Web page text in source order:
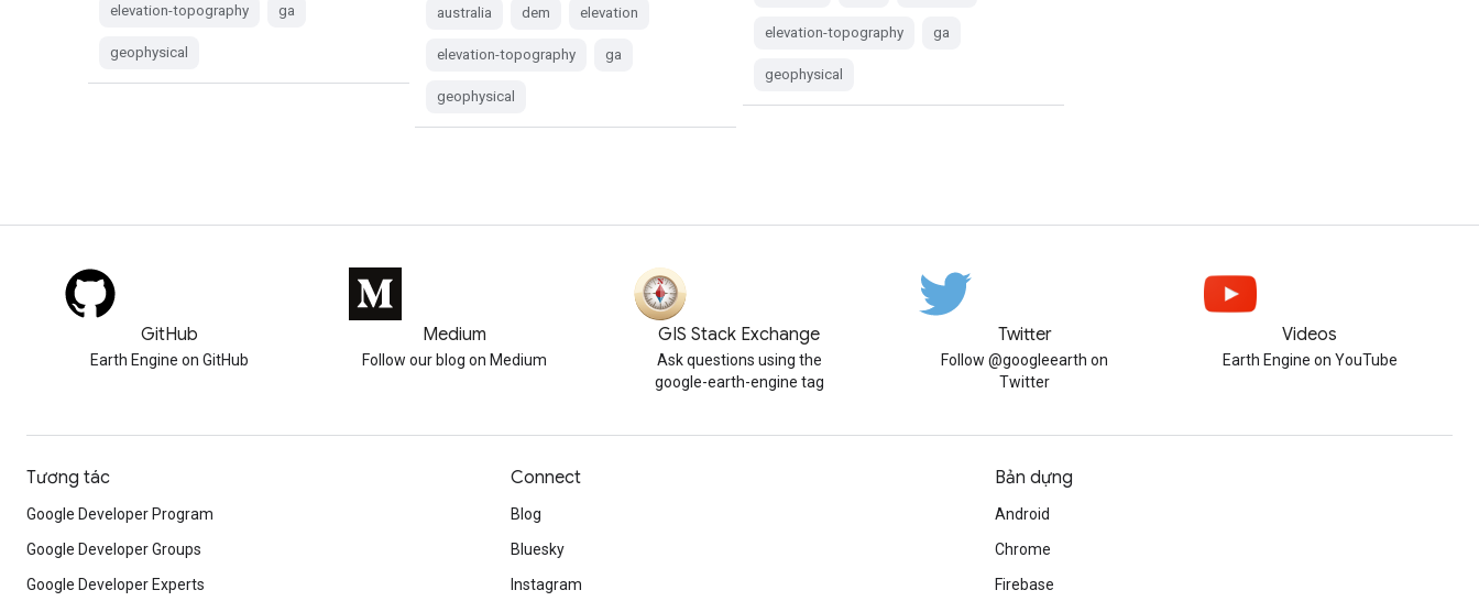
elevation-topography ga
geophysical
australia dem elevation
elevation-topography ga
geophysical
elevation-topography ga
geophysical
GitHub
Earth Engine on GitHub
Medium
Follow our blog on Medium
GIS Stack Exchange
Ask questions using the
google-earth-engine tag
Twitter
Follow @googleearth on
Twitter
Videos
Earth Engine on YouTube
Tương tác
Google Developer Program
Google Developer Groups
Google Developer Experts
Connect
Blog
Bluesky
Instagram
Bản dựng
Android
Chrome
Firebase